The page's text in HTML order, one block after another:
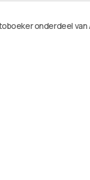
onderdeel van